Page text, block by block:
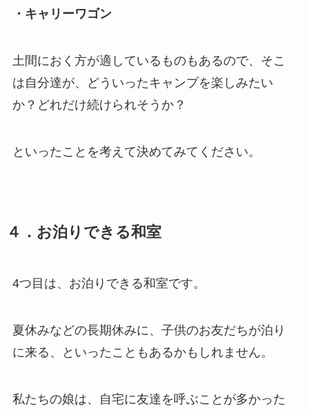
・キャリーワゴン
土間におく方が適しているものもあるので、そこ
は自分達が、どういったキャンプを楽しみたい
か？どれだけ続けられそうか？
といったことを考えて決めてみてください。
４．お泊りできる和室
4つ目は、お泊りできる和室です。
夏休みなどの長期休みに、子供のお友だちが泊り
に来る、といったこともあるかもしれません。
私たちの娘は、自宅に友達を呼ぶことが多かった